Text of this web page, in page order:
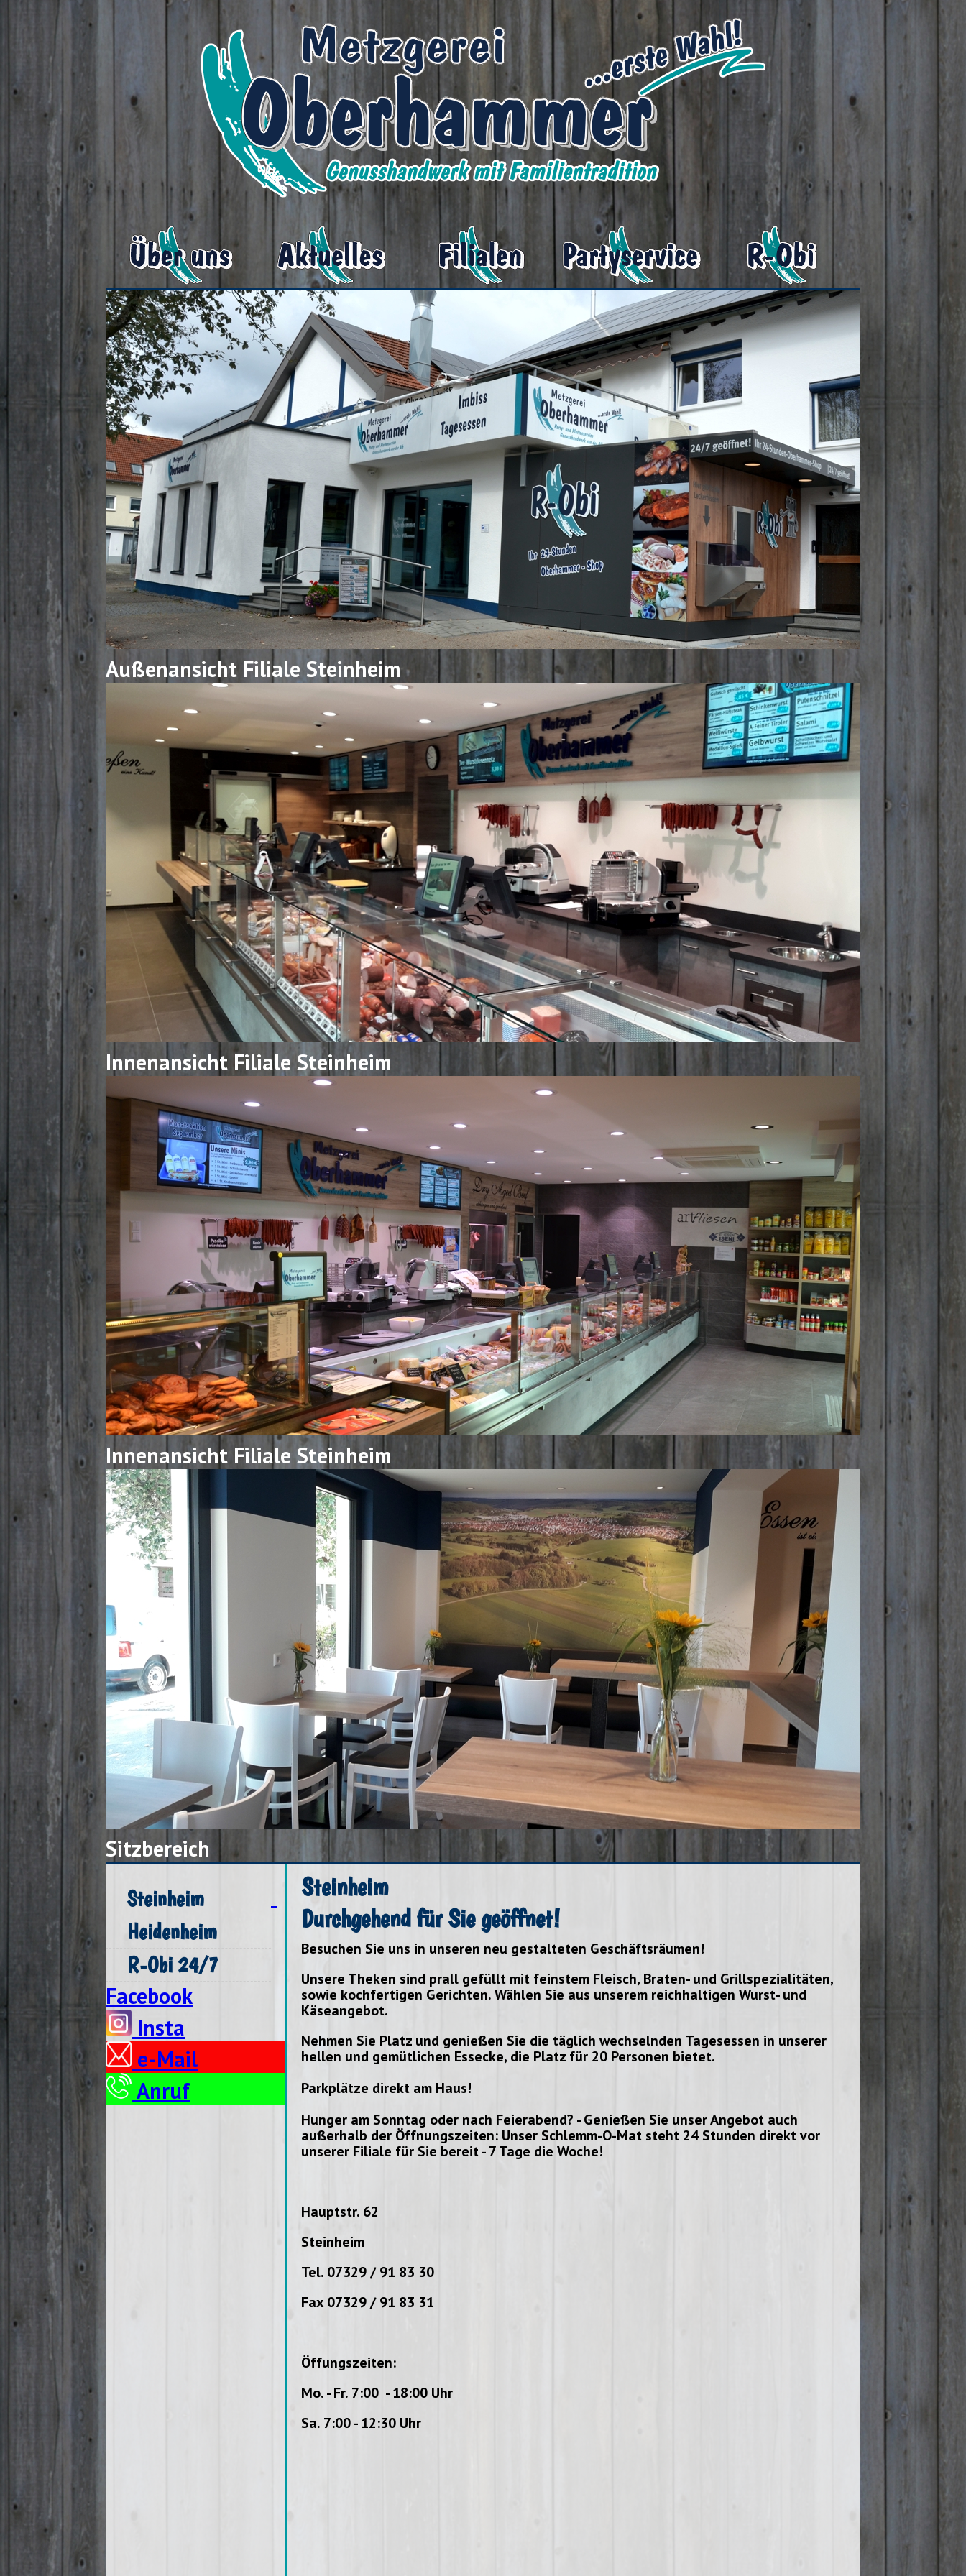
Außenansicht Filiale Steinheim
Innenansicht Filiale Steinheim
Innenansicht Filiale Steinheim
Sitzbereich
Steinheim
Heidenheim
R-Obi 24/7
Facebook
Insta
e-Mail
Anruf
Steinheim
Durchgehend für Sie geöffnet!
Besuchen Sie uns in unseren neu gestalteten Geschäftsräumen!
Unsere Theken sind prall gefüllt mit feinstem Fleisch, Braten- und Grillspezialitäten,
sowie kochfertigen Gerichten. Wählen Sie aus unserem reichhaltigen Wurst- und
Käseangebot.
Nehmen Sie Platz und genießen Sie die täglich wechselnden Tagesessen in unserer
hellen und gemütlichen Essecke, die Platz für 20 Personen bietet.
Parkplätze direkt am Haus!
Hunger am Sonntag oder nach Feierabend? - Genießen Sie unser Angebot auch
außerhalb der Öffnungszeiten: Unser Schlemm-O-Mat steht 24 Stunden direkt vor
unserer Filiale für Sie bereit - 7 Tage die Woche!
Hauptstr. 62
Steinheim
Tel. 07329 / 91 83 30
Fax 07329 / 91 83 31
Öffungszeiten:
Mo. - Fr. 7:00 - 18:00 Uhr
Sa. 7:00 - 12:30 Uhr